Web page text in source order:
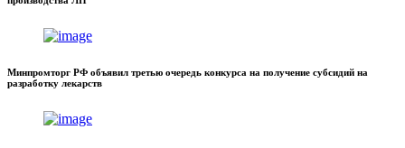
Минпромторг РФ объявил третью очередь конкурса на получение субсидий на
разработку лекарств